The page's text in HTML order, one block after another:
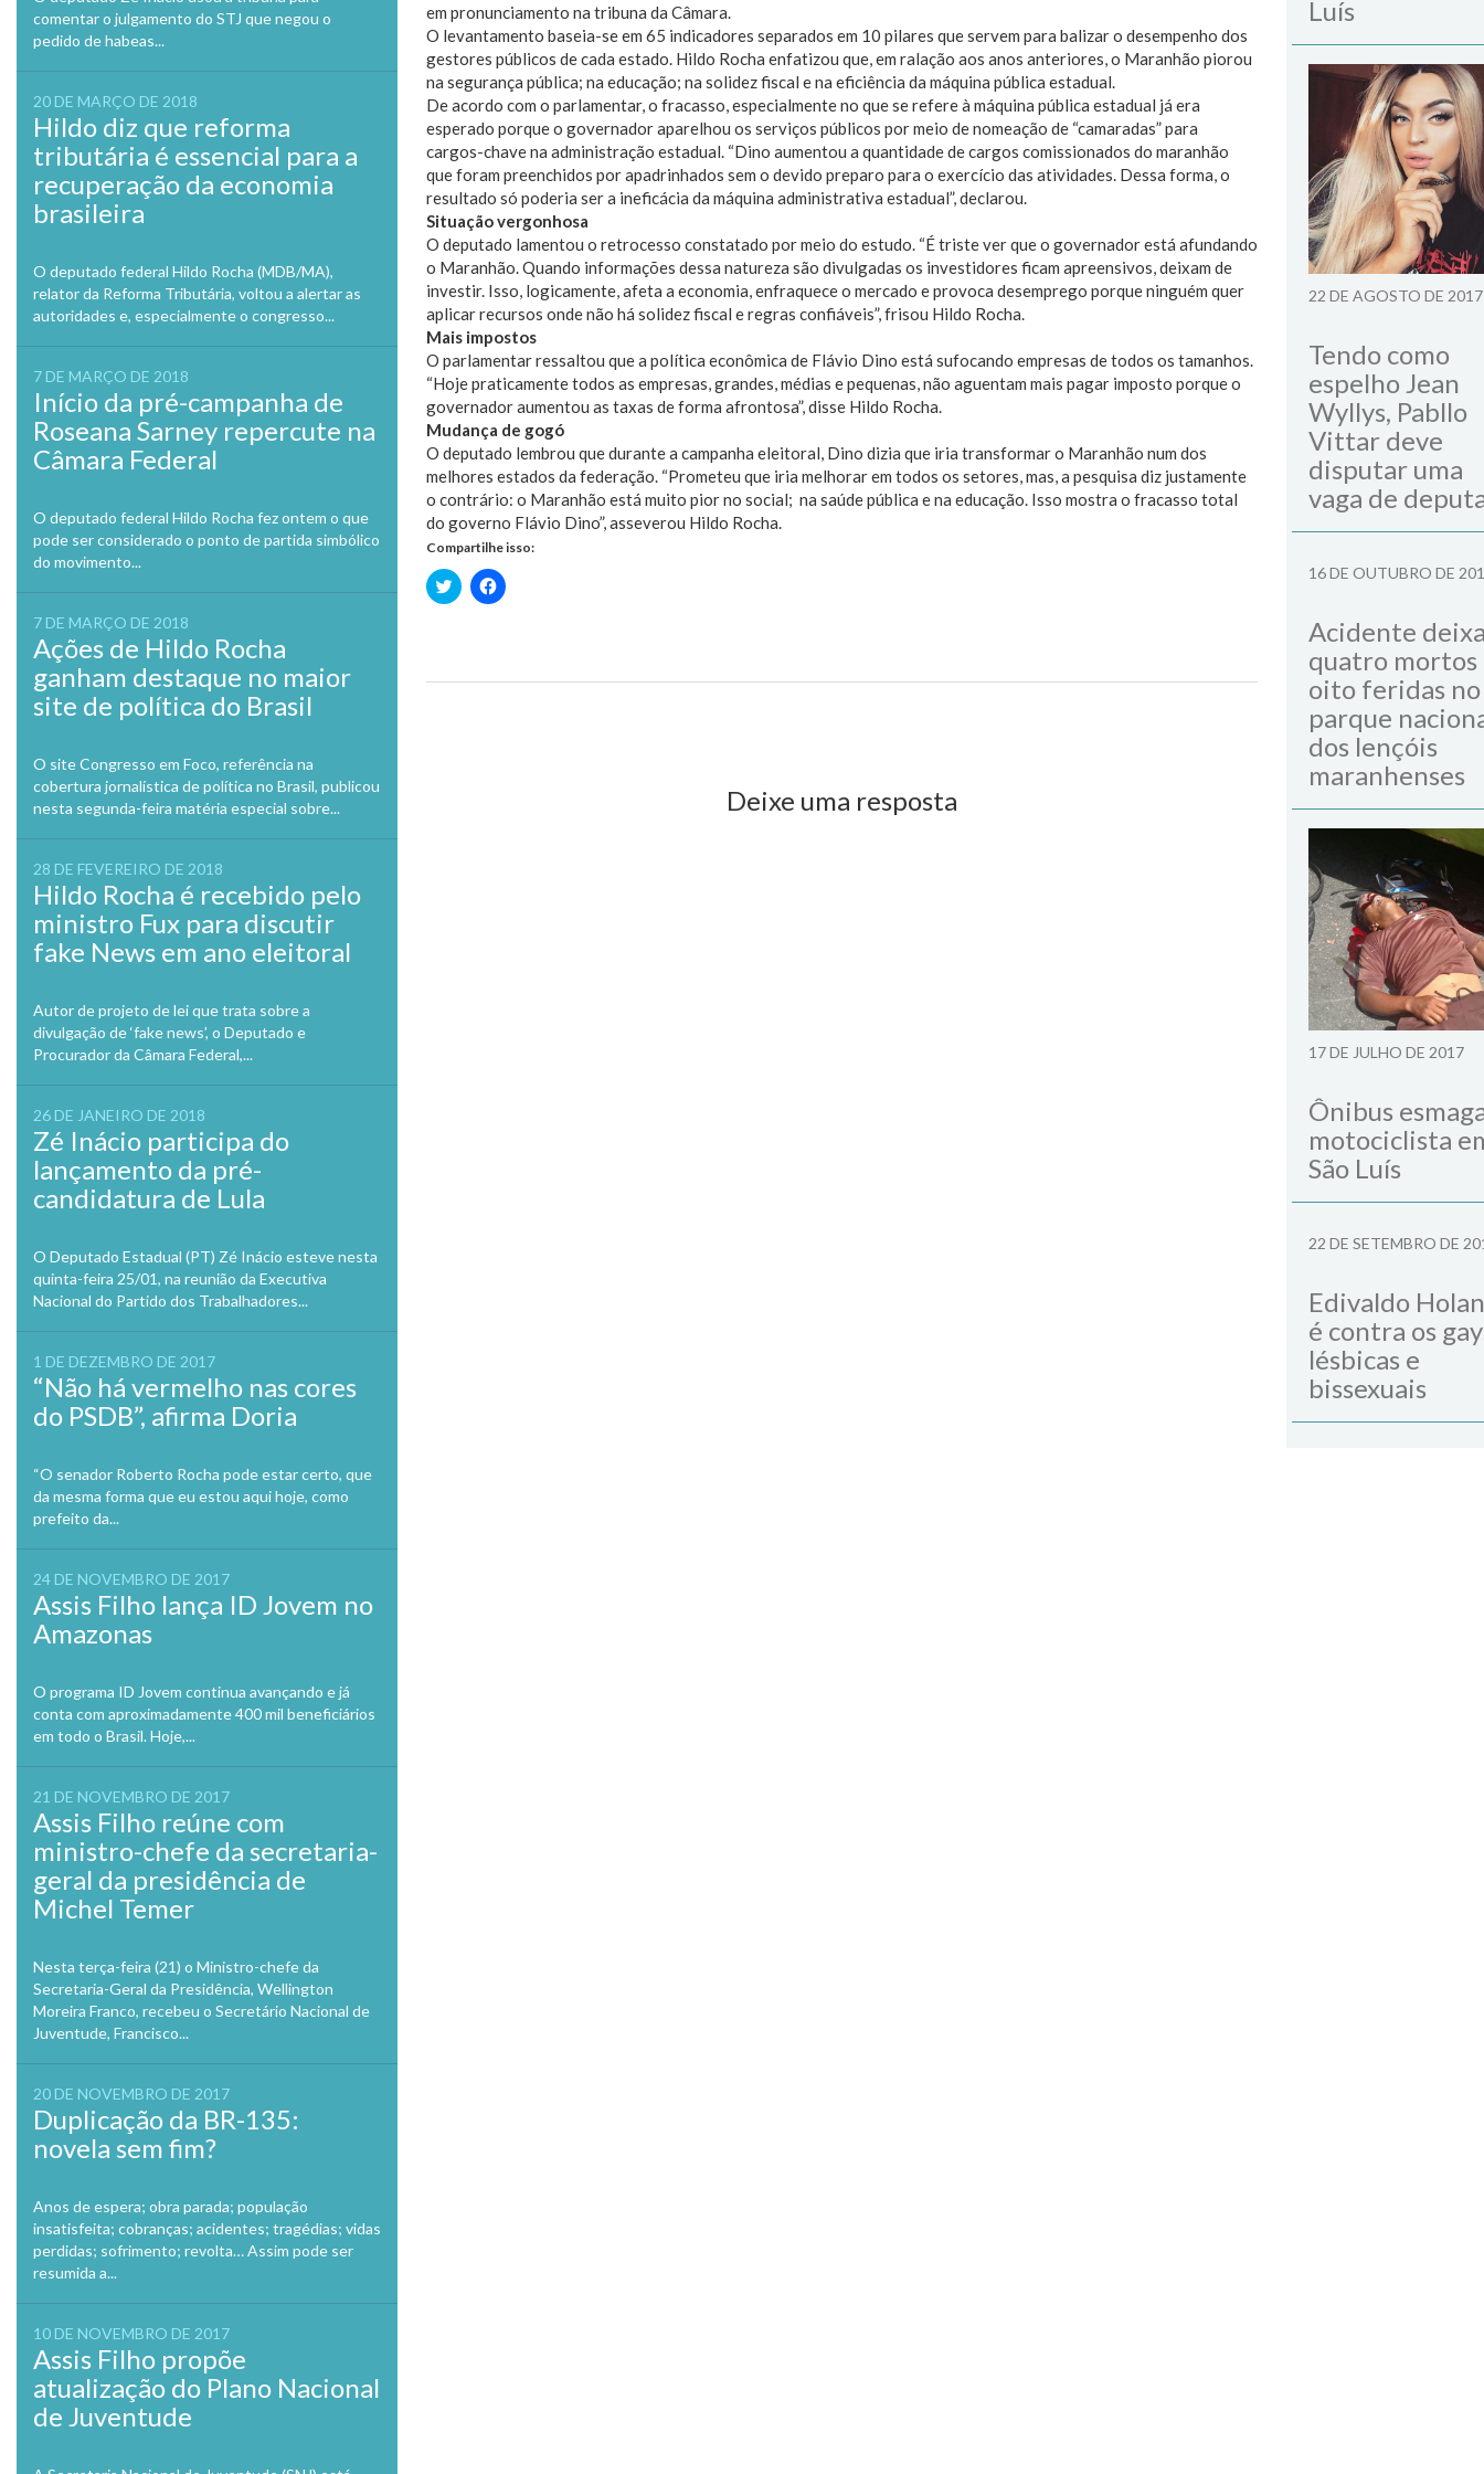
comentar o julgamento do STJ que negou o
pedido de habeas...
20 DE MARÇO DE 2018
Hildo diz que reforma
tributária é essencial para a
recuperação da economia
brasileira
O deputado federal Hildo Rocha (MDB/MA),
relator da Reforma Tributária, voltou a alertar as
autoridades e, especialmente o congresso...
7 DE MARÇO DE 2018
Início da pré-campanha de
Roseana Sarney repercute na
Câmara Federal
O deputado federal Hildo Rocha fez ontem o que
pode ser considerado o ponto de partida simbólico
do movimento...
7 DE MARÇO DE 2018
Ações de Hildo Rocha
ganham destaque no maior
site de política do Brasil
O site Congresso em Foco, referência na
cobertura jornalística de política no Brasil, publicou
nesta segunda-feira matéria especial sobre...
28 DE FEVEREIRO DE 2018
Hildo Rocha é recebido pelo
ministro Fux para discutir
fake News em ano eleitoral
Autor de projeto de lei que trata sobre a
divulgação de ‘fake news’, o Deputado e
Procurador da Câmara Federal,...
26 DE JANEIRO DE 2018
Zé Inácio participa do
lançamento da pré-
candidatura de Lula
O Deputado Estadual (PT) Zé Inácio esteve nesta
quinta-feira 25/01, na reunião da Executiva
Nacional do Partido dos Trabalhadores...
1 DE DEZEMBRO DE 2017
“Não há vermelho nas cores
do PSDB”, afirma Doria
“O senador Roberto Rocha pode estar certo, que
da mesma forma que eu estou aqui hoje, como
prefeito da...
24 DE NOVEMBRO DE 2017
Assis Filho lança ID Jovem no
Amazonas
O programa ID Jovem continua avançando e já
conta com aproximadamente 400 mil beneficiários
em todo o Brasil. Hoje,...
21 DE NOVEMBRO DE 2017
Assis Filho reúne com
ministro-chefe da secretaria-
geral da presidência de
Michel Temer
Nesta terça-feira (21) o Ministro-chefe da
Secretaria-Geral da Presidência, Wellington
Moreira Franco, recebeu o Secretário Nacional de
Juventude, Francisco...
20 DE NOVEMBRO DE 2017
Duplicação da BR-135:
novela sem fim?
Anos de espera; obra parada; população
insatisfeita; cobranças; acidentes; tragédias; vidas
perdidas; sofrimento; revolta… Assim pode ser
resumida a...
10 DE NOVEMBRO DE 2017
Assis Filho propõe
atualização do Plano Nacional
de Juventude
em pronunciamento na tribuna da Câmara.
O levantamento baseia-se em 65 indicadores separados em 10 pilares que servem para balizar o desempenho dos
gestores públicos de cada estado. Hildo Rocha enfatizou que, em ralação aos anos anteriores, o Maranhão piorou
na segurança pública; na educação; na solidez fiscal e na eficiência da máquina pública estadual.
De acordo com o parlamentar, o fracasso, especialmente no que se refere à máquina pública estadual já era
esperado porque o governador aparelhou os serviços públicos por meio de nomeação de “camaradas” para
cargos-chave na administração estadual. “Dino aumentou a quantidade de cargos comissionados do maranhão
que foram preenchidos por apadrinhados sem o devido preparo para o exercício das atividades. Dessa forma, o
resultado só poderia ser a ineficácia da máquina administrativa estadual”, declarou.
Situação vergonhosa
O deputado lamentou o retrocesso constatado por meio do estudo. “É triste ver que o governador está afundando
o Maranhão. Quando informações dessa natureza são divulgadas os investidores ficam apreensivos, deixam de
investir. Isso, logicamente, afeta a economia, enfraquece o mercado e provoca desemprego porque ninguém quer
aplicar recursos onde não há solidez fiscal e regras confiáveis”, frisou Hildo Rocha.
Mais impostos
O parlamentar ressaltou que a política econômica de Flávio Dino está sufocando empresas de todos os tamanhos.
“Hoje praticamente todos as empresas, grandes, médias e pequenas, não aguentam mais pagar imposto porque o
governador aumentou as taxas de forma afrontosa”, disse Hildo Rocha.
Mudança de gogó
O deputado lembrou que durante a campanha eleitoral, Dino dizia que iria transformar o Maranhão num dos
melhores estados da federação. “Prometeu que iria melhorar em todos os setores, mas, a pesquisa diz justamente
o contrário: o Maranhão está muito pior no social; na saúde pública e na educação. Isso mostra o fracasso total
do governo Flávio Dino”, asseverou Hildo Rocha.
Compartilhe isso:
Clique
para
janela)
Clique
para
janela)
Deixe uma resposta
Luís
22 DE AGOSTO DE 2017
Tendo como
espelho Jean
Wyllys, Pabllo
Vittar deve
disputar uma
vaga de
16 DE OUTUBRO DE
Acidente
quatro mortos
oito feridas no
parque
dos lençóis
maranhenses
17 DE JULHO DE 2017
Ônibus
motociclista
São Luís
22 DE SETEMBRO DE
Edivaldo
é contra os
lésbicas e
bissexuais